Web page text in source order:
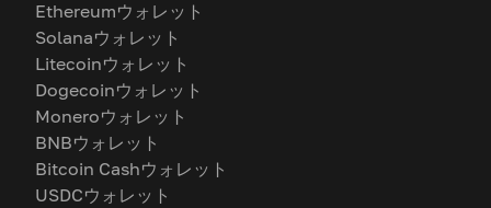
Ethereumウォレット
Solanaウォレット
Litecoinウォレット
Dogecoinウォレット
Moneroウォレット
BNBウォレット
Bitcoin Cashウォレット
USDCウォレット